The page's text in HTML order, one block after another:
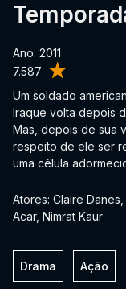
7.587
Ano: 2011
Um soldado
Iraque volta depois
Mas, depois de sua
respeito de ele ser
uma célula
Atores: Claire Danes,
Acar, Nimrat Kaur
Drama Ação